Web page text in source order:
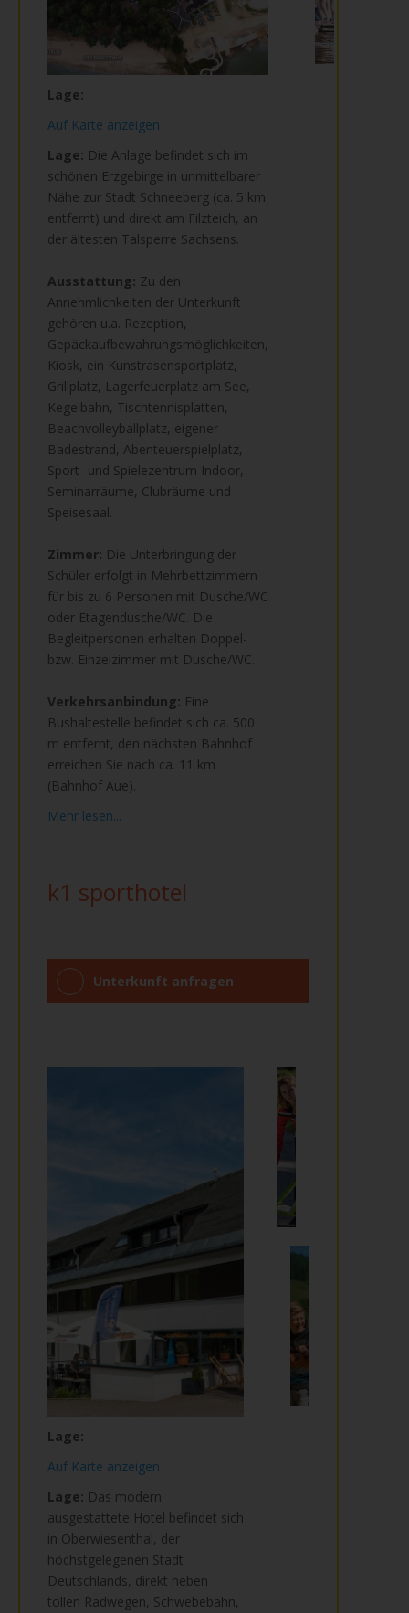
Lage:
Auf Karte anzeigen
Lage: Die Anlage befindet sich im
schönen Erzgebirge in unmittelbarer
Nähe zur Stadt Schneeberg (ca. 5 km
entfernt) und direkt am Filzteich, an
der ältesten Talsperre Sachsens.
Ausstattung: Zu den
Annehmlichkeiten der Unterkunft
gehören u.a. Rezeption,
Gepäckaufbewahrungsmöglichkeiten,
Kiosk, ein Kunstrasensportplatz,
Grillplatz, Lagerfeuerplatz am See,
Kegelbahn, Tischtennisplatten,
Beachvolleyballplatz, eigener
Badestrand, Abenteuerspielplatz,
Sport- und Spielezentrum Indoor,
Seminarräume, Clubräume und
Speisesaal.
Zimmer: Die Unterbringung der
Schüler erfolgt in Mehrbettzimmern
für bis zu 6 Personen mit Dusche/WC
oder Etagendusche/WC. Die
Begleitpersonen erhalten Doppel-
bzw. Einzelzimmer mit Dusche/WC.
Verkehrsanbindung: Eine
Bushaltestelle befindet sich ca. 500
m entfernt, den nächsten Bahnhof
erreichen Sie nach ca. 11 km
(Bahnhof Aue).
Mehr lesen...
k1 sporthotel
Unterkunft anfragen
Lage:
Auf Karte anzeigen
Lage: Das modern
ausgestattete Hotel befindet sich
in Oberwiesenthal, der
höchstgelegenen Stadt
Deutschlands, direkt neben
tollen Radwegen, Schwebebahn,